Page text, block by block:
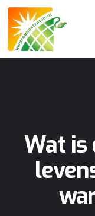
Wat is